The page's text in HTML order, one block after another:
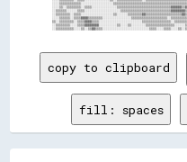
copy to clipboard
fill: spaces